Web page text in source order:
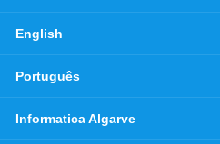
English
Português
Informatica Algarve